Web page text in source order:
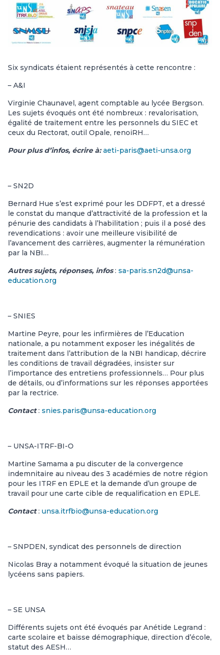
Six syndicats étaient représentés à cette rencontre :
– A&I
Virginie Chaunavel, agent comptable au lycée Bergson.
Les sujets évoqués ont été nombreux : revalorisation,
égalité de traitement entre les personnels du SIEC et
ceux du Rectorat, outil Opale, renoiRH…
Pour plus d’infos, écrire à: aeti-paris@aeti-unsa.org
– SN2D
Bernard Hue s’est exprimé pour les DDFPT, et a dressé
le constat du manque d’attractivité de la profession et la
pénurie des candidats à l’habilitation ; puis il a posé des
revendications : avoir une meilleure visibilité de
l’avancement des carrières, augmenter la rémunération
par la NBI…
Autres sujets, réponses, infos: sa-paris.sn2d@unsa-
education.org
– SNIES
Martine Peyre, pour les infirmières de l’Education
nationale, a pu notamment exposer les inégalités de
traitement dans l’attribution de la NBI handicap, décrire
les conditions de travail dégradées, insister sur
l’importance des entretiens professionnels… Pour plus
de détails, ou d’informations sur les réponses apportées
par la rectrice.
Contact: snies.paris@unsa-education.org
– UNSA-ITRF-BI-O
Martine Samama a pu discuter de la convergence
indemnitaire au niveau des 3 académies de notre région
pour les ITRF en EPLE et la demande d’un groupe de
travail pour une carte cible de requalification en EPLE.
Contact: unsa.itrfbio@unsa-education.org
– SNPDEN, syndicat des personnels de direction
Nicolas Bray a notamment évoqué la situation de jeunes
lycéens sans papiers.
– SE UNSA
Différents sujets ont été évoqués par Anétide Legrand :
carte scolaire et baisse démographique, direction d’école,
statut des AESH…